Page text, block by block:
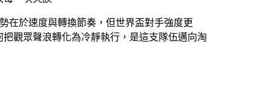
在於速度與轉換節奏，但世界盃對手強度更
觀眾聲浪轉化為冷靜執行，是這支隊伍邁向淘